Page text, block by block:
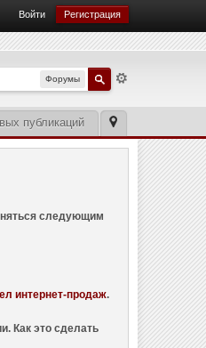
Войти Регистрация
Форумы
публикаций
следующим
интернет-продаж.
Как это сделать